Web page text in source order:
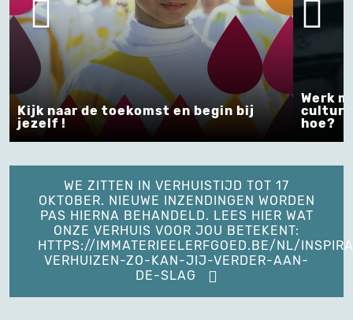
Kijk naar de toekomst en begin bij
jezelf !
Werk
hoe?
WE ZITTEN IN VERHUISTIJD TOT 17
OKTOBER. NIEUWE INZENDINGEN WORDEN
PAS HIERNA BEHANDELD. LEES HIER WAT
ONZE VERHUIS VOOR JOU BETEKENT:
HTTPS://IMMATERIEELERFGOED.BE/NL/
VERHUIZEN-ZO-KAN-JIJ-VERDER-AAN-
DE-SLAG